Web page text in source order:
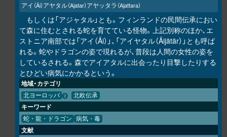
アイ （Äi）アヤタル（Ajatar）アヤッタラ （Ajattara）
もしくは「アジャタル」とも。フィンランドの民間伝承におい
て森に住むとされる蛇を育てている怪物。上記別称のほか、エ
ストニア南部では「アイ（Äi）」、「アイヤタル（Äijätär）」とも呼ば
れる。蛇やドラゴンの姿で現れるが、普段は人間の女性の姿を
しているされる。森でアイアタルに出会ったり目撃したりする
とひどい病気にかかるという。
地域・カテゴリ
北ヨーロッパ 北欧伝承
キーワード
蛇・龍・ドラゴン 病気・毒
文献